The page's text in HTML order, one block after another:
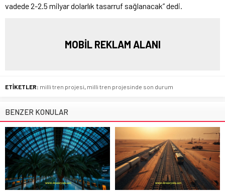
vadede 2-2.5 milyar dolarlık tasarruf sağlanacak” dedi.
MOBİL REKLAM ALANI
ETİKETLER: milli tren projesi milli tren projesinde son durum
BENZER KONULAR